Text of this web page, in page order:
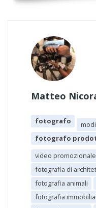
Matteo
fotografo
fotografo
video promozionale
fotografia di
fotografia animali
fotografia